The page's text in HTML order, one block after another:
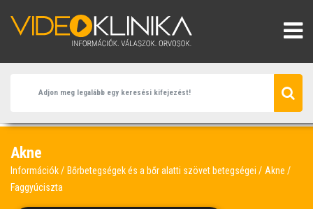
Akne
Információk Bőrbetegségek és a bőr alatti szövet betegségei
Akne
Faggyúciszta